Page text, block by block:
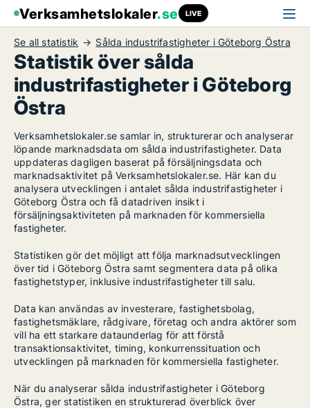
Verksamhetslokaler.se LIVE
Se all statistik Sålda industrifastigheter i Göteborg Östra
Statistik över sålda
industrifastigheter i Göteborg
Östra
Verksamhetslokaler.se samlar in, strukturerar och analyserar
löpande marknadsdata om sålda industrifastigheter. Data
uppdateras dagligen baserat på försäljningsdata och
marknadsaktivitet på Verksamhetslokaler.se. Här kan du
analysera utvecklingen i antalet sålda industrifastigheter i
Göteborg Östra och få datadriven insikt i
försäljningsaktiviteten på marknaden för kommersiella
fastigheter.
Statistiken gör det möjligt att följa marknadsutvecklingen
över tid i Göteborg Östra samt segmentera data på olika
fastighetstyper, inklusive industrifastigheter till salu.
Data kan användas av investerare, fastighetsbolag,
fastighetsmäklare, rådgivare, företag och andra aktörer som
vill ha ett starkare dataunderlag för att förstå
transaktionsaktivitet, timing, konkurrenssituation och
utvecklingen på marknaden för kommersiella fastigheter.
När du analyserar sålda industrifastigheter i Göteborg
Östra, ger statistiken en strukturerad överblick över